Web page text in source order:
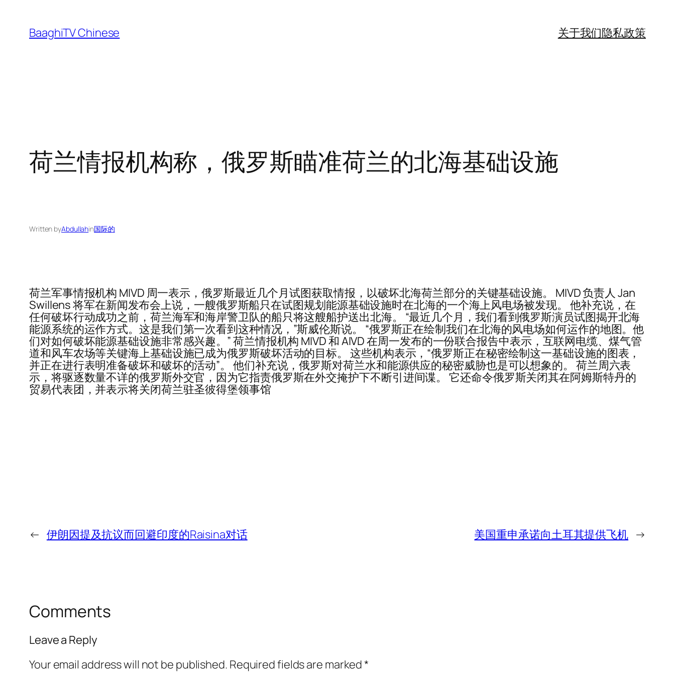
content
BaaghiTV Chinese 关于我们隐私政策
荷兰情报机构称，俄罗斯瞄准荷兰的北海基础设施
Written byAbdullahin国际的
荷兰军事情报机构 MIVD 周一表示，俄罗斯最近几个月试图获取情报，以破坏北海荷兰部分的关键基础设施。 MIVD 负责人 Jan
Swillens 将军在新闻发布会上说，一艘俄罗斯船只在试图规划能源基础设施时在北海的一个海上风电场被发现。 他补充说，在
任何破坏行动成功之前，荷兰海军和海岸警卫队的船只将这艘船护送出北海。 “最近几个月，我们看到俄罗斯演员试图揭开北海
能源系统的运作方式。这是我们第一次看到这种情况，”斯威伦斯说。 “俄罗斯正在绘制我们在北海的风电场如何运作的地图。他
们对如何破坏能源基础设施非常感兴趣。” 荷兰情报机构 MIVD 和 AIVD 在周一发布的一份联合报告中表示，互联网电缆、煤气管
道和风车农场等关键海上基础设施已成为俄罗斯破坏活动的目标。 这些机构表示，“俄罗斯正在秘密绘制这一基础设施的图表，
并正在进行表明准备破坏和破坏的活动”。 他们补充说，俄罗斯对荷兰水和能源供应的秘密威胁也是可以想象的。 荷兰周六表
示，将驱逐数量不详的俄罗斯外交官，因为它指责俄罗斯在外交掩护下不断引进间谍。 它还命令俄罗斯关闭其在阿姆斯特丹的
贸易代表团，并表示将关闭荷兰驻圣彼得堡领事馆
← 伊朗因提及抗议而回避印度的Raisina对话 美国重申承诺向土耳其提供飞机 →
Comments
Leave a Reply
Your email address will not be published. Required fields are marked*